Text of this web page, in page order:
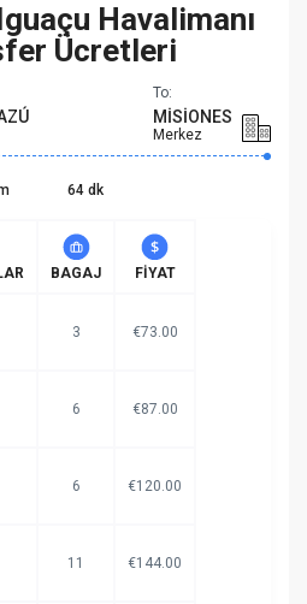
Havalimanı
Ücretleri
To:
MISIONES
Merkez
64 dk
BAGAJ FIYAT
3 €73.00
6 €87.00
6 €120.00
11 €144.00